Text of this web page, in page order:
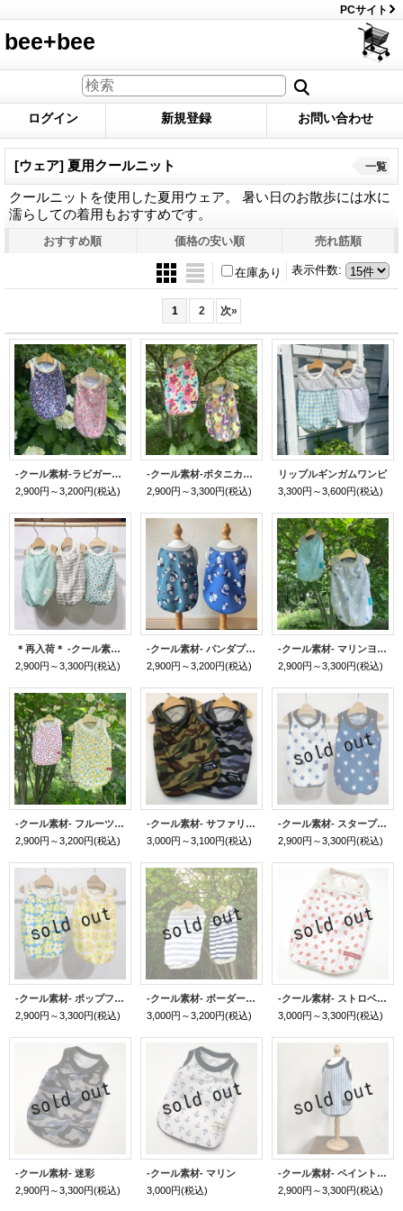
PCサイト
bee+bee
ログイン 新規登録 お問い合わせ
[ウェア] 夏用クールニット
クールニットを使用した夏用ウェア。 暑い日のお散歩には水に
濡らしての着用もおすすめです。
一覧
おすすめ順 価格の安い順 売れ筋順
表示件数:
在庫あり
1 2 次»
-クール素材-ラビガーデンタンク
2,900円～3,200円(税込)
-クール素材-ボタニカルフラワータンク
2,900円～3,300円(税込)
リップルギンガムワンピ
3,300円～3,600円(税込)
＊再入荷＊ -クール素材- ニーナプリントタンク
2,900円～3,300円(税込)
-クール素材- パンダプリントタンク
2,900円～3,200円(税込)
-クール素材- マリンヨットプリントタンク
2,900円～3,300円(税込)
-クール素材- フルーツプリントタンク
2,900円～3,200円(税込)
-クール素材- サファリプリントタンク
3,000円～3,100円(税込)
-クール素材- スタープリント
2,900円～3,300円(税込)
-クール素材- ポップフラワー
2,900円～3,300円(税込)
-クール素材- ボーダープリントTシャツ
3,000円～3,200円(税込)
-クール素材- ストロベリー
3,000円～3,300円(税込)
-クール素材- 迷彩
2,900円～3,300円(税込)
-クール素材- マリン
3,000円(税込)
-クール素材- ペイントストライプ
2,900円～3,300円(税込)